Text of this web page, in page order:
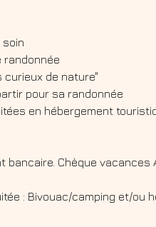
soin
randonnée
curieux de nature"
pour sa randonnée
en hébergement
bancaire. Chèque vacances
: Bivouac/camping et/ou